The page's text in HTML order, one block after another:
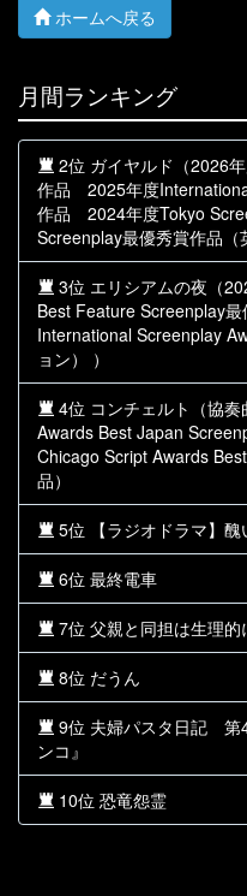
ホームへ戻る
月間ランキング
2位 ガイヤルド（2026
作品 2025年度
作品 2024年度Tokyo
Screenplay最優秀賞作品（
3位 エリシアムの夜（
Best Feature Screenplay
International Screenplay
ョン） ）
4位 コンチェルト（協
Awards Best Japan
Chicago Script Awards
品）
5位 【ラジオドラマ】
6位 最終電車
7位 父親と同担は生理的
8位 だうん
9位 夫婦パスタ日記 第
ンコ』
10位 恐竜怨霊